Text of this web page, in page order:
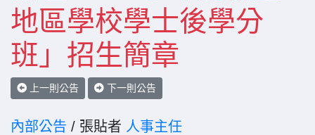
地區學校學士後學分
班」招生簡章
上一則公告 下一則公告
內部公告 / 張貼者 人事主任